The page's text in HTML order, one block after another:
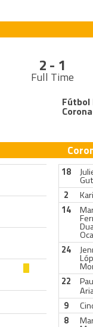
2 - 1
Full Time
Fútbol
18
2
14
24
22
9
8